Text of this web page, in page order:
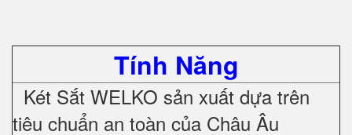
Tính Năng
Két Sắt WELKO sản xuất dựa trên
tiêu chuẩn an toàn của Châu Âu